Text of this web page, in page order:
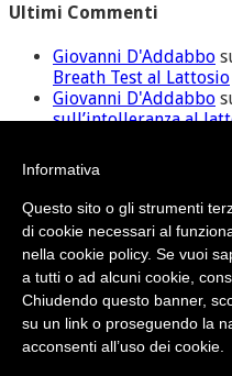
Ultimi Commenti
Giovanni D'Addabbo
Breath Test al Lattosio
Giovanni D'Addabbo
sull’intolleranza al
lattosio
Davidsu
Lattosio
Giovanni D'Addabbo
sull’intolleranza al
Credit •Sitemap
© Nutras Srl - Via della Pace, 279 -
02038670432
Informativa
Questo sito o gli strumenti
di cookie necessari al
nella cookie policy. Se vuoi
a tutti o ad alcuni cookie,
Chiudendo questo banner,
su un link o proseguendo la
acconsenti all’uso dei cookie.